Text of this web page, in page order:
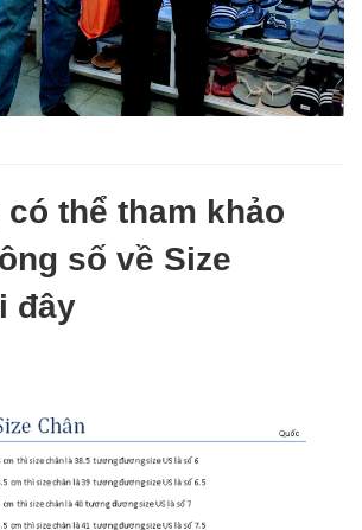
thể tham khảo
số về Size
đây